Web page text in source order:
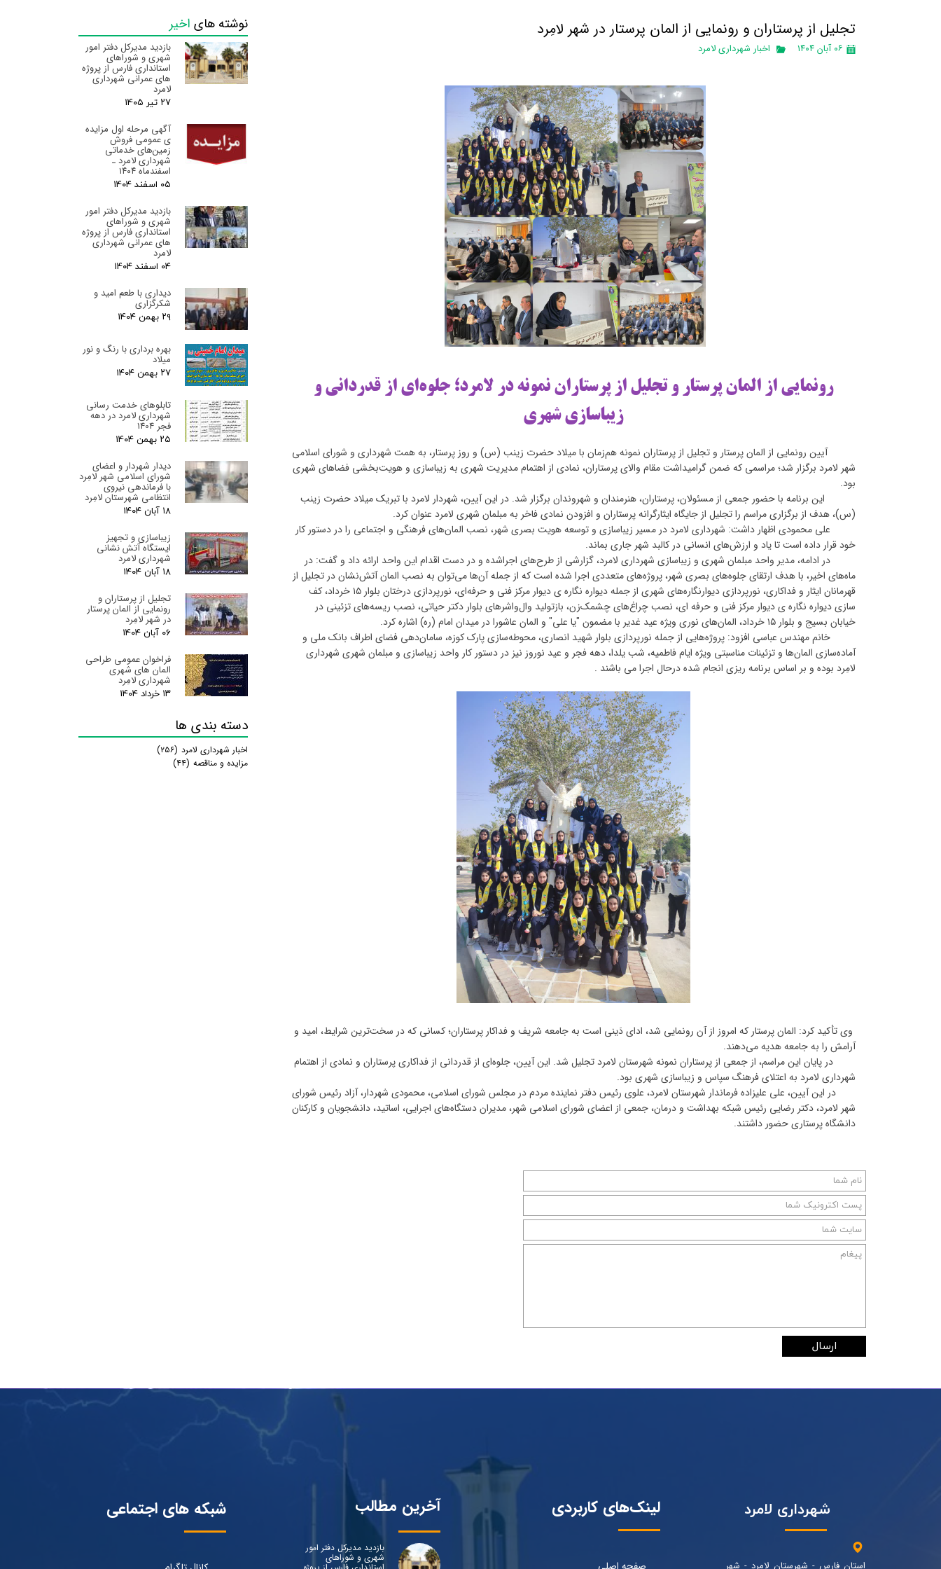
تجلیل از پرستاران و رونمایی از المان پرستار در شهر لامِرد
۰۶ آبان ۱۴۰۴ اخبار شهرداری لامرد
رونمایی از المان پرستار و تجلیل از پرستاران نمونه در لامرد؛ جلوه‌ای از قدردانی و
زیباسازی شهری
آیین رونمایی از المان پرستار و تجلیل از پرستاران نمونه هم‌زمان با میلاد حضرت زینب (س) و روز پرستار، به همت شهرداری و شورای اسلامی
شهر لامرد برگزار شد؛ مراسمی که ضمن گرامیداشت مقام والای پرستاران، نمادی از اهتمام مدیریت شهری به زیباسازی و هویت‌بخشی فضاهای شهری
بود.
این برنامه با حضور جمعی از مسئولان، پرستاران، هنرمندان و شهروندان برگزار شد. در این آیین، شهردار لامرد با تبریک میلاد حضرت زینب
(س)، هدف از برگزاری مراسم را تجلیل از جایگاه ایثارگرانه پرستاران و افزودن نمادی فاخر به مبلمان شهری لامرد عنوان کرد.
علی محمودی اظهار داشت: شهرداری لامرد در مسیر زیباسازی و توسعه هویت بصری شهر، نصب المان‌های فرهنگی و اجتماعی را در دستور کار
خود قرار داده است تا یاد و ارزش‌های انسانی در کالبد شهر جاری بماند.
در ادامه، مدیر واحد مبلمان شهری و زیباسازی شهرداری لامرد، گزارشی از طرح‌های اجراشده و در دست اقدام این واحد ارائه داد و گفت: در
ماه‌های اخیر، با هدف ارتقای جلوه‌های بصری شهر، پروژه‌های متعددی اجرا شده است که از جمله آن‌ها می‌توان به نصب المان آتش‌نشان در تجلیل از
قهرمانان ایثار و فداکاری، نورپردازی دیوارنگاره‌های شهری از جمله دیواره نگاره ی دیوار مرکز فنی و حرفه‌ای، نورپردازی درختان بلوار ۱۵ خرداد، کف
سازی دیواره نگاره ی دیوار مرکز فنی و حرفه ای، نصب چراغ‌های چشمک‌زن، بازتولید وال‌واشرهای بلوار دکتر حیاتی، نصب ریسه‌های تزئینی در
خیابان بسیج و بلوار ۱۵ خرداد، المان‌های نوری ویژه عید غدیر با مضمون "یا علی" و المان عاشورا در میدان امام (ره) اشاره کرد.
خانم مهندس عباسی افزود: پروژه‌هایی از جمله نورپردازی بلوار شهید انصاری، محوطه‌سازی پارک کوزه، سامان‌دهی فضای اطراف بانک ملی و
آماده‌سازی المان‌ها و تزئینات مناسبتی ویژه ایام فاطمیه، شب یلدا، دهه فجر و عید نوروز نیز در دستور کار واحد زیباسازی و مبلمان شهری شهرداری
لامِرد بوده و بر اساس برنامه ریزی انجام شده درحال اجرا می باشند .
وی تأکید کرد: المان پرستار که امروز از آن رونمایی شد، ادای دَینی است به جامعه شریف و فداکار پرستاران؛ کسانی که در سخت‌ترین شرایط، امید و
آرامش را به جامعه هدیه می‌دهند.
در پایان این مراسم، از جمعی از پرستاران نمونه شهرستان لامرد تجلیل شد. این آیین، جلوه‌ای از قدردانی از فداکاری پرستاران و نمادی از اهتمام
شهرداری لامرد به اعتلای فرهنگ سپاس و زیباسازی شهری بود.
در این آیین، علی علیزاده فرماندار شهرستان لامرد، علوی رئیس دفتر نماینده مردم در مجلس شورای اسلامی، محمودی شهردار، آزاد رئیس شورای
شهر لامرد، دکتر رضایی رئیس شبکه بهداشت و درمان، جمعی از اعضای شورای اسلامی شهر، مدیران دستگاه‌های اجرایی، اساتید، دانشجویان و کارکنان
دانشگاه پرستاری حضور داشتند.
ارسال
نوشته های اخیر
بازدید مدیرکل دفتر امور
شهری و شوراهای
استانداری فارس از پروژه
های عمرانی شهرداری
لامرد
۲۷ تیر ۰۵
آگهی مرحله اول مزایده
ی عمومی فروش
زمین‌های خدماتی
شهرداری لامرد ـ
اسفندماه ۱۴۰۴
۰۵ اسفند ۰۴
بازدید مدیرکل دفتر امور
شهری و شوراهای
استانداری فارس از پروژه
های عمرانی شهرداری
لامرد
۰۴ اسفند ۰۴
دیداری با طعم امید و
شکرگزاری
۲۹ بهمن ۰۴
بهره برداری با رنگ و نور
میلاد
۲۷ بهمن ۰۴
تابلوهای خدمت رسانی
شهرداری لامرد در دهه
فجر 1404
۲۵ بهمن ۰۴
دیدار شهردار و اعضای
شورای اسلامی شهر لامِرد
با فرماندهی نیروی
انتظامی شهرستان لامِرد
۱۸ آبان ۰۴
زیباسازی و تجهیز
ایستگاه آتش نشانی
شهرداری لامرد
۱۸ آبان ۰۴
تجلیل از پرستاران و
رونمایی از المان پرستار
در شهر لامِرد
۰۶ آبان ۰۴
فراخوان عمومی طراحی
المان های شهری
شهرداری لامِرد
۱۳ خرداد ۰۴
دسته بندی ها
اخبار شهرداری لامرد (۲۵۶)
مزایده و مناقصه (۴۴)
شهرداری لامرد
استان فارس - شهرستان لامرد - شهر
لینک‌های کاربردی آخرین مطالب
بازدید مدیرکل دفتر امور
شهری و شوراهای
شبکه های اجتماعی